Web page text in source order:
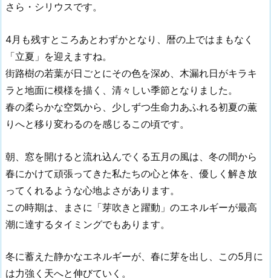
さら・シリウスです。
4月も残すところあとわずかとなり、暦の上ではまもなく
「立夏」を迎えますね。
街路樹の若葉が日ごとにその色を深め、木漏れ日がキラキ
ラと地面に模様を描く、清々しい季節となりました。
春の柔らかな空気から、少しずつ生命力あふれる初夏の薫
りへと移り変わるのを感じるこの頃です。
朝、窓を開けると流れ込んでくる五月の風は、冬の間から
春にかけて頑張ってきた私たちの心と体を、優しく解き放
ってくれるような心地よさがあります。
この時期は、まさに「芽吹きと躍動」のエネルギーが最高
潮に達するタイミングでもあります。
冬に蓄えた静かなエネルギーが、春に芽を出し、この5月に
は力強く天へと伸びていく。